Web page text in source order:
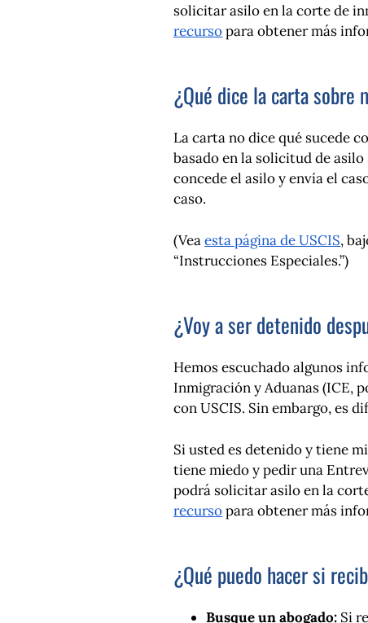
solicitar asilo en la corte de
recursopara obtener más
¿Qué dice la carta sobre
La carta no dice qué sucede
basado en la solicitud de
concede el asilo y envía el
caso.
(Veaesta página de USCIS,
“Instrucciones Especiales.”)
¿Voy a ser detenido
Hemos escuchado algunos
Inmigración y Aduanas (ICE,
con USCIS. Sin embargo, es
Si usted es detenido y tiene
tiene miedo y pedir una
podrá solicitar asilo en la
recursopara obtener más
¿Qué puedo hacer si
Busque un abogado: Si